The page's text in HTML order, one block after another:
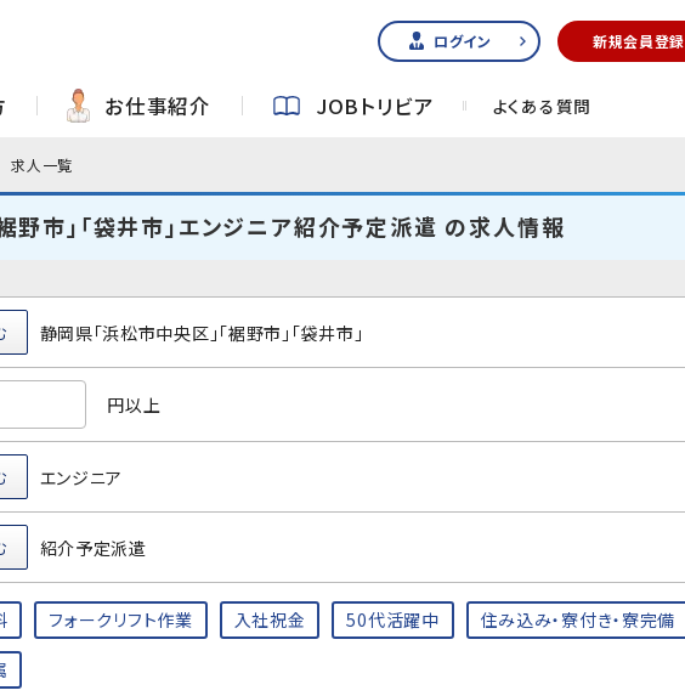
ログイン 新規会員登録
お仕事紹介 JOBトリビア よくある質問
求人一覧
野市」「袋井市」エンジニア紹介予定派遣 の求人情報
静岡県「浜松市中央区」「裾野市」「袋井市」
円以上
エンジニア
紹介予定派遣
フォークリフト作業 入社祝金 50代活躍中 住み込み・寮付き・寮完備